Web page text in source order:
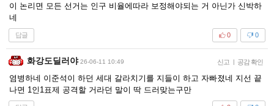
이 논리면 모든 선거는 인구 비율에따라 보정해야되는 거 아닌가 신박하
네
답글 0
0
화강도딜러야 26-06-11 10:49 신고 | 공감 확인
염병하네 이준석이 하던 세대 갈라치기를 지들이 하고 자빠졌네 지선 끝
나면 1인1표제 공격할 거라던 말이 딱 드러맞는구만